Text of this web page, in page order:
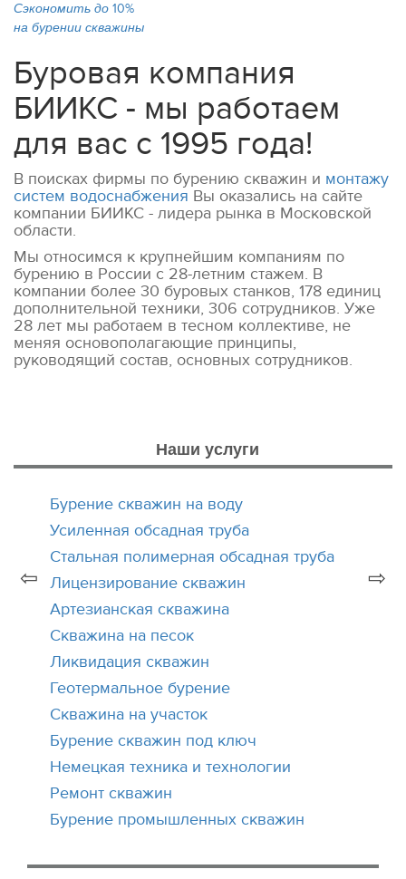
Сэкономить до 10%
на бурении скважины
Буровая компания
БИИКС - мы работаем
для вас с 1995 года!
В поисках фирмы по бурению скважин и монтажу
систем водоснабжения Вы оказались на сайте
компании БИИКС - лидера рынка в Московской
области.
Мы относимся к крупнейшим компаниям по
бурению в России с 28-летним стажем. В
компании более 30 буровых станков, 178 единиц
дополнительной техники, 306 сотрудников. Уже
28 лет мы работаем в тесном коллективе, не
меняя основополагающие принципы,
руководящий состав, основных сотрудников.
Наши услуги
⇦
Бурение скважин на воду
Усиленная обсадная труба
Стальная полимерная обсадная труба
Лицензирование скважин
Артезианская скважина
Скважина на песок
Ликвидация скважин
Геотермальное бурение
Скважина на участок
Бурение скважин под ключ
Немецкая техника и технологии
Ремонт скважин
Бурение промышленных скважин
⇨